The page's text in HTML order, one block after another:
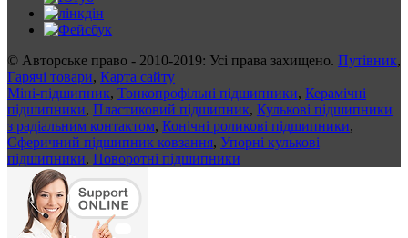
© Авторське право - 2010-2019: Усі права захищено. Путівник,
Гарячі товари, Карта сайту
Міні-підшипник, Тонкопрофільні підшипники, Керамічні
підшипники, Пластиковий підшипник, Кулькові підшипники
з радіальним контактом, Конічні роликові підшипники,
Сферичний підшипник ковзання, Упорні кулькові
підшипники, Поворотні підшипники